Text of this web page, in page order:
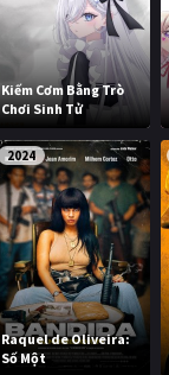
Kiếm Cơm Bằng Trò
Chơi Sinh Tử
2024
Raquel de Oliveira:
Số Một